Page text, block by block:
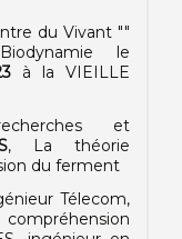
du Vivant ""
le
à la VIEILLE
et
, La théorie
du ferment
Télecom,